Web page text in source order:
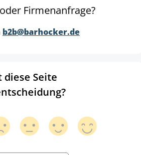
Firmenanfrage?
b2b@barhocker.de
Seite